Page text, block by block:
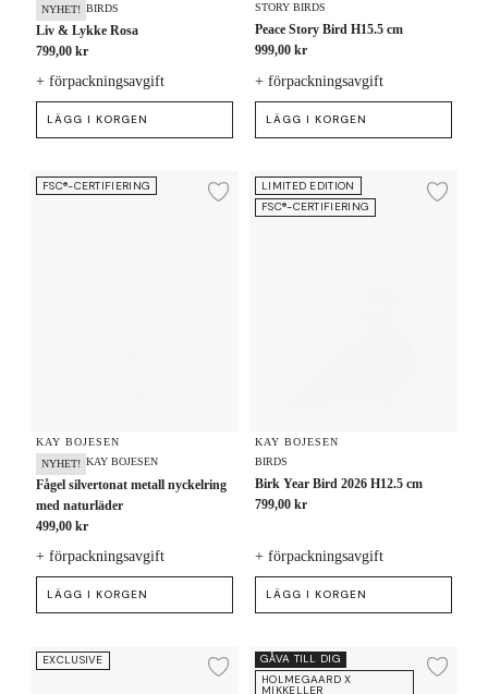
NYHET! BIRDS
Liv & Lykke Rosa
799,00 kr
+ förpackningsavgift
LÄGG I KORGEN
STORY BIRDS
Peace Story Bird H15.5 cm
999,00 kr
+ förpackningsavgift
LÄGG I KORGEN
Fågel silvertonat metall nyckelring med naturläder
FSC®-CERTIFIERING
Lägg till i önskelista
KAY BOJESEN
NYHET! KAY BOJESEN
Fågel silvertonat metall nyckelring
med naturläder
499,00 kr
+ förpackningsavgift
LÄGG I KORGEN
Birk Year Bird 2026 H12.5 cm
LIMITED EDITION
FSC®-CERTIFIERING
KAY BOJESEN
BIRDS
Birk Year Bird 2026 H12.5 cm
799,00 kr
+ förpackningsavgift
LÄGG I KORGEN
Bird Tygpåse 40x45 cm
EXCLUSIVE
Lägg till i önskelista
Pint Beer Glas 2026 40 cl
GÅVA TILL DIG
HOLMEGAARD X
MIKKELLER